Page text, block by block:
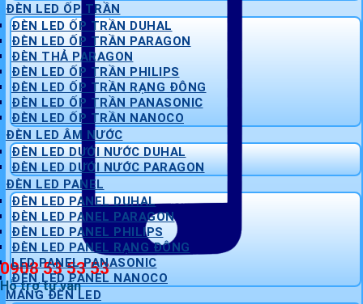
0908 53 53 53
Hỗ trợ tư vấn
ĐÈN LED ỐP TRẦN
ĐÈN LED ỐP TRẦN DUHAL
ĐÈN LED ỐP TRẦN PARAGON
ĐÈN THẢ PARAGON
ĐÈN LED ỐP TRẦN PHILIPS
ĐÈN LED ỐP TRẦN RẠNG ĐÔNG
ĐÈN LED ỐP TRẦN PANASONIC
ĐÈN LED ỐP TRẦN NANOCO
ĐÈN LED ÂM NƯỚC
ĐÈN LED DƯỚI NƯỚC DUHAL
ĐÈN LED DƯỚI NƯỚC PARAGON
ĐÈN LED PANEL
ĐÈN LED PANEL DUHAL
ĐÈN LED PANEL PARAGON
ĐÈN LED PANEL PHILIPS
ĐÈN LED PANEL RẠNG ĐÔNG
LED PANEL PANASONIC
ĐÈN LED PANEL NANOCO
MÁNG ĐÈN LED